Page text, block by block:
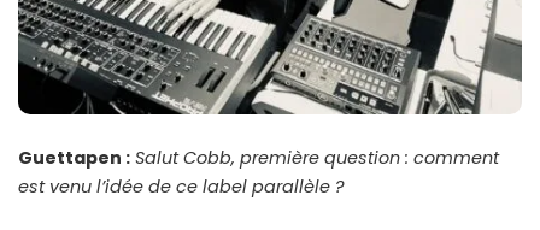
Guettapen : Salut Cobb, première question : comment
est venu l’idée de ce label parallèle ?